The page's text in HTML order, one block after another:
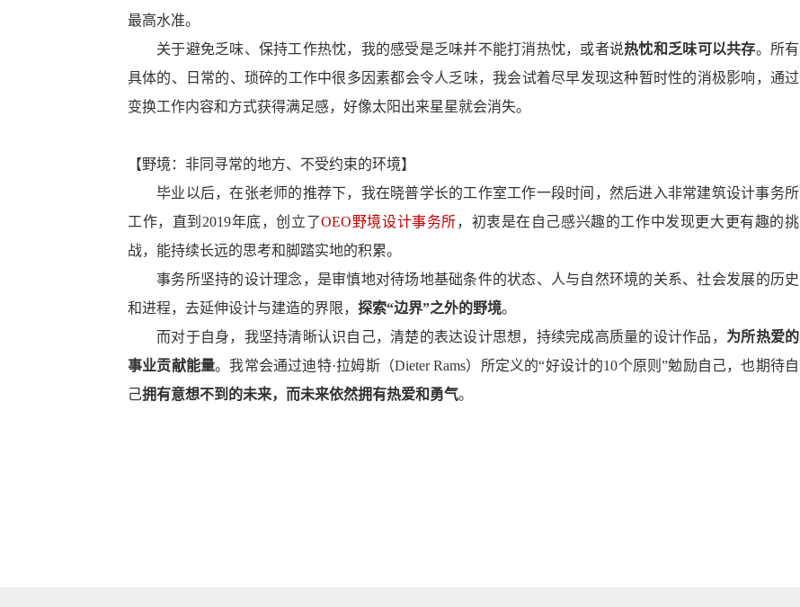
最高水准。
关于避免乏味、 保持工作热忱， 我的感受是乏味并不能打消热忱，或者说热忱和乏味可以共存。所有
具体的、日常的、琐碎的工作中很多因素都会令人乏味，我会试着尽早发现这种暂时性的消极影响，通过
变换工作内容和方式获得满足感，好像太阳出来星星就会消失。
【野境：非同寻常的地方、不受约束的环境】
毕业以后，在张老师的推荐下，我在晓普学长的工作室工作一段时间，然后进入非常建筑设计事务所
工作，直到 2019年底，创立了OEO野境设计事务所，初衷是在自己感兴趣的工作中发现更大更有趣的挑
战，能持续长远的思考和脚踏实地的积累。
事务所坚持的设计理念，是审慎地对待场地基础条件的状态、
人与自然环境的关系、社会发展的历史
和进程， 去延伸设计与建造的界限， 探索“边界”之外的野境。
而对于自身，我坚持清晰认识自己，清楚的表达设计思想，持续完成高质量的设计作品 ， 为所热爱的
事业贡献能量。我常会通过迪特·拉姆斯（Dieter Rams）所定义的“好设计的10个原则”勉励自己，也期待自
己拥有意想不到的未来，而未来依然拥有热爱和勇气。